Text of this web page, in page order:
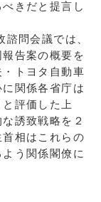
きだと提言し
問会議では、
告案の概要を
トヨタ自動車
関係各省庁は
評価した上
誘致戦略を２
相はこれらの
う関係閣僚に